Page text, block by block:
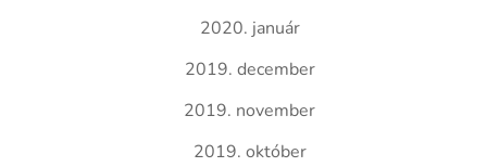
2020. január
2019. december
2019. november
2019. október